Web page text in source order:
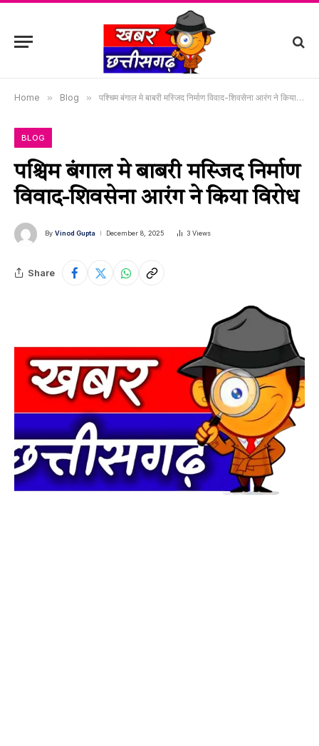
Home » Blog » पश्चिम बंगाल मे बाबरी मस्जिद निर्माण विवाद-शिवसेना आरंग ने किया विरोध
BLOG
पश्चिम बंगाल मे बाबरी मस्जिद निर्माण
विवाद-शिवसेना आरंग ने किया विरोध
By Vinod Gupta December 8, 2025 3 Views
Share